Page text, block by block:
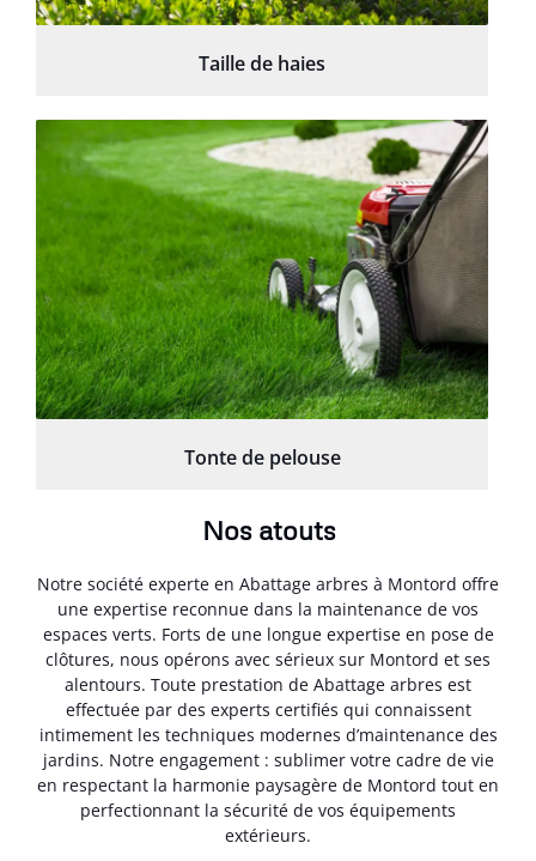
Taille de haies
Tonte de pelouse
Nos atouts
Notre société experte en Abattage arbres à Montord offre
une expertise reconnue dans la maintenance de vos
espaces verts. Forts de une longue expertise en pose de
clôtures, nous opérons avec sérieux sur Montord et ses
alentours. Toute prestation de Abattage arbres est
effectuée par des experts certifiés qui connaissent
intimement les techniques modernes d’maintenance des
jardins. Notre engagement : sublimer votre cadre de vie
en respectant la harmonie paysagère de Montord tout en
perfectionnant la sécurité de vos équipements
extérieurs.